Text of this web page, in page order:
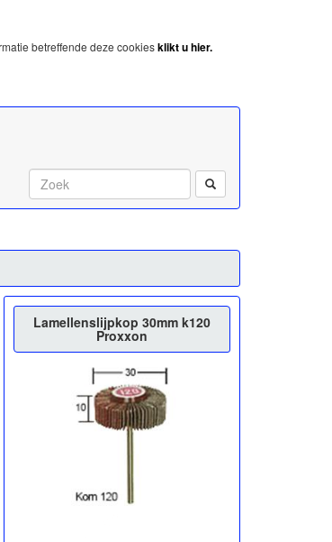
betreffende deze cookiesklikt u hier.
Lamellenslijpkop 30mm k120
Proxxon